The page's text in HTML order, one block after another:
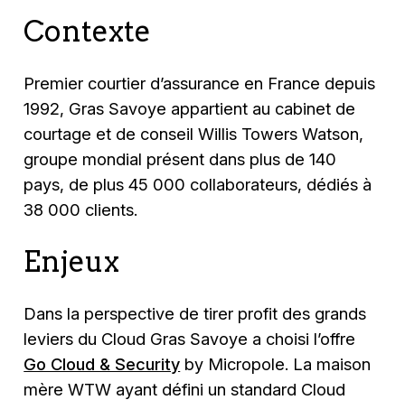
Contexte
Premier courtier d’assurance en France depuis
1992, Gras Savoye appartient au cabinet de
courtage et de conseil Willis Towers Watson,
groupe mondial présent dans plus de 140
pays, de plus 45 000 collaborateurs, dédiés à
38 000 clients.
Enjeux
Dans la perspective de tirer profit des grands
leviers du Cloud Gras Savoye a choisi l’offre
Go Cloud & Security by Micropole. La maison
mère WTW ayant défini un standard Cloud